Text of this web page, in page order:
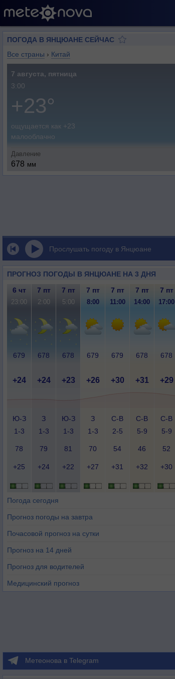
ПОГОДА В ЯНЦЮАНЕ СЕЙЧАС
Все страны › Китай
7 августа, пятница
3:00
+23°
ощущается как +23
малооблачно
Давление
678 мм
Прослушать погоду в Янцюане
ПРОГНОЗ ПОГОДЫ В ЯНЦЮАНЕ НА 3 ДНЯ
6 чт 7 пт 7 пт 7 пт 7 пт 7 пт 7 пт
23:00 2:00 5:00 8:00 11:00 14:00 17:00
679 678 678 679 679 678 678
+24 +24 +23 +26 +30 +31 +29
Ю-З
1-3
З
1-3
Ю-З
1-3
З
1-3
С-В
2-5
С-В
5-9
С-В
5-9
78 79 81 70 54 46 52
+25 +24 +22 +27 +31 +32 +30
Погода сегодня
Прогноз погоды на завтра
Почасовой прогноз на сутки
Прогноз на 14 дней
Прогноз для водителей
Медицинский прогноз
Метеонова в Telegram